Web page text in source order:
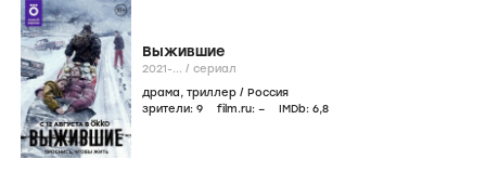
Выжившие
2021-... / сериал
драма, триллер / Россия
зрители: 9 film.ru: – IMDb: 6,8